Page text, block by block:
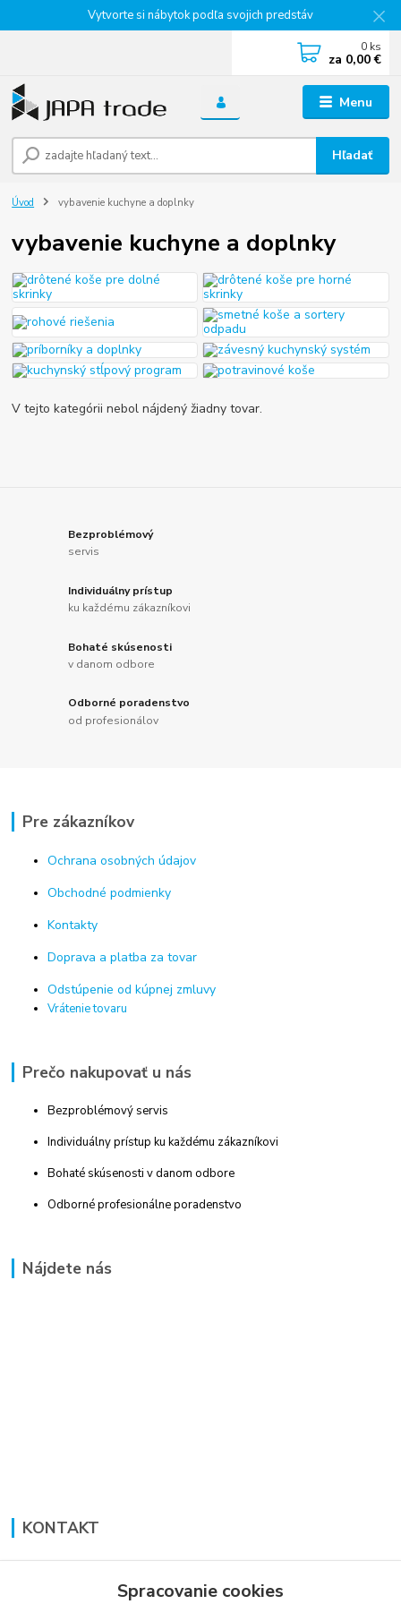
Vytvorte si nábytok podľa svojich predstáv
Menu
Hľadať
0 ks
za 0,00 €
Úvod vybavenie kuchyne a doplnky
vybavenie kuchyne a doplnky
V tejto kategórii nebol nájdený žiadny tovar.
Bezproblémový
servis
Individuálny prístup
ku každému zákazníkovi
Bohaté skúsenosti
v danom odbore
Odborné poradenstvo
od profesionálov
Pre zákazníkov
Ochrana osobných údajov
Obchodné podmienky
Kontakty
Doprava a platba za tovar
Odstúpenie od kúpnej zmluvy
Vrátenie tovaru
Prečo nakupovať u nás
Bezproblémový servis
Individuálny prístup ku každému zákazníkovi
Bohaté skúsenosti v danom odbore
Odborné profesionálne poradenstvo
Nájdete nás
KONTAKT
+421 948 711 774Spracovanie cookies